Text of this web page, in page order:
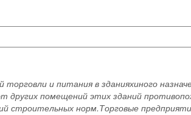
и питания в зданияхиного
других помещений этих зданий
строительных норм.Торговые